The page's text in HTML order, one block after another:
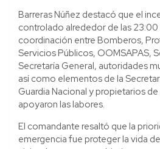
Barreras Núñez destacó que el
controlado alrededor de las 23:00
coordinación entre Bomberos,
Servicios Públicos, OOMSAPAS,
Secretaría General, autoridades
así como elementos de la
Guardia Nacional y propietarios
apoyaron las labores.
El comandante resaltó que la
emergencia fue proteger la vida